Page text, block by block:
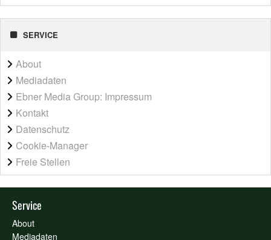
SERVICE
About
Mediadaten
Ebner Media Group: Impressum
Kontakt
Datenschutz
Cookie-Manager
Freie Stellen
Service
About
Mediadaten